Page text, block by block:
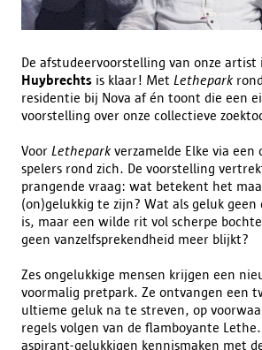
De afstudeervoorstelling van onze artist
Huybrechts is klaar! Met Lethepark
residentie bij Nova af én toont die een
voorstelling over onze collectieve
Voor Letheparkverzamelde Elke via een
spelers rond zich. De voorstelling
prangende vraag: wat betekent het
(on)gelukkig te zijn? Wat als geluk geen
is, maar een wilde rit vol scherpe
geen vanzelfsprekendheid meer blijkt?
Zes ongelukkige mensen krijgen een
voormalig pretpark. Ze ontvangen een
ultieme geluk na te streven, op
regels volgen van de flamboyante
aspirant-gelukkigen kennismaken met